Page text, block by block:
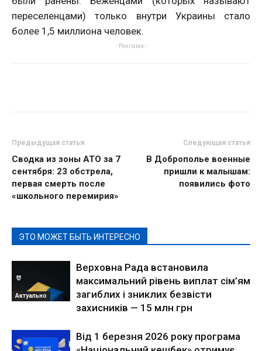
переселенцами) только внутри Украины стало
более 1,5 миллиона человек.
- Реклама -
Предыдущая статья
Сводка из зоны АТО за 7
сентября: 23 обстрела,
первая смерть после
«школьного перемирия»
Следующая статья
В Доброполье военные
пришли к малышам:
появились фото
ЭТО МОЖЕТ БЫТЬ ИНТЕРЕСНО
Актуально
Верховна Рада встановила
максимальний рівень виплат сім’ям
загиблих і зниклих безвісти
захисників — 15 млн грн
Від 1 березня 2026 року програма